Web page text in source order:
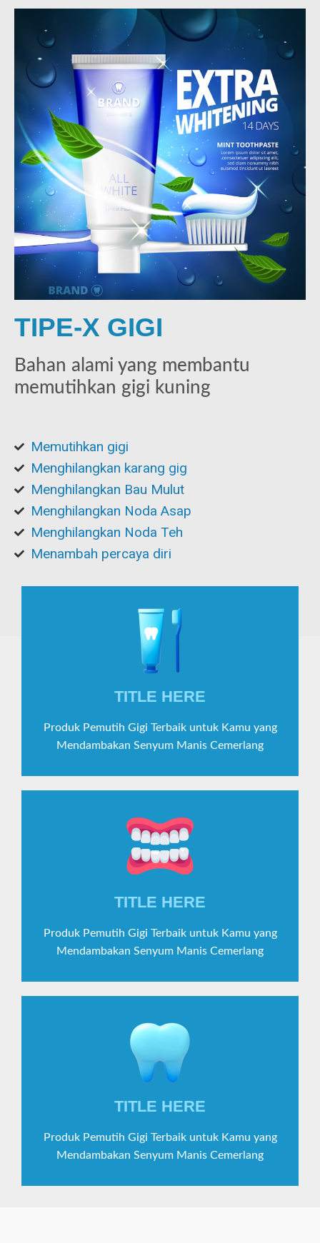
TIPE-X GIGI
Bahan alami yang membantu
memutihkan gigi kuning
Memutihkan gigi
Menghilangkan karang gig
Menghilangkan Bau Mulut
Menghilangkan Noda Asap
Menghilangkan Noda Teh
Menambah percaya diri
TITLE HERE
Produk Pemutih Gigi Terbaik untuk Kamu yang
Mendambakan Senyum Manis Cemerlang
TITLE HERE
Produk Pemutih Gigi Terbaik untuk Kamu yang
Mendambakan Senyum Manis Cemerlang
TITLE HERE
Produk Pemutih Gigi Terbaik untuk Kamu yang
Mendambakan Senyum Manis Cemerlang